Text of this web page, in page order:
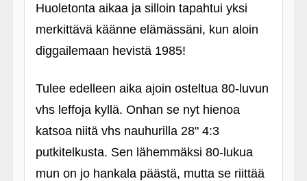
Huoletonta aikaa ja silloin tapahtui yksi
merkittävä käänne elämässäni, kun aloin
diggailemaan hevistä 1985!
Tulee edelleen aika ajoin osteltua 80-luvun
vhs leffoja kyllä. Onhan se nyt hienoa
katsoa niitä vhs nauhurilla 28" 4:3
putkitelkusta. Sen lähemmäksi 80-lukua
mun on jo hankala päästä, mutta se riittää